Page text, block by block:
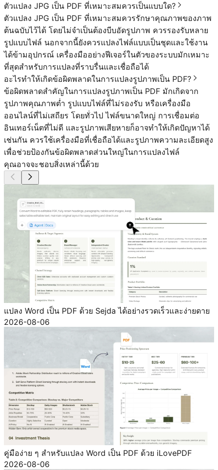
ตัวแปลง JPG เป็น PDF ที่เหมาะสมควรเป็นแบบใด?
ตัวแปลง JPG เป็น PDF ที่เหมาะสมควรรักษาคุณภาพของภาพ
ต้นฉบับไว้ได้ โดยไม่จำเป็นต้องบีบอัดรูปภาพ ควรรองรับหลาย
รูปแบบไฟล์ นอกจากนี้ยังควรแปลงไฟล์แบบเป็นชุดและใช้งาน
ได้ข้ามอุปกรณ์ เครื่องมืออย่างฟีเจอร์ในตัวของระบบมักเหมาะ
ที่สุดสำหรับการแปลงที่ราบรื่นและเชื่อถือได้
อะไรทำให้เกิดข้อผิดพลาดในการแปลงรูปภาพเป็น PDF?
ข้อผิดพลาดสำคัญในการแปลงรูปภาพเป็น PDF มักเกิดจาก
รูปภาพคุณภาพต่ำ รูปแบบไฟล์ที่ไม่รองรับ หรือเครื่องมือ
ออนไลน์ที่ไม่เสถียร โดยทั่วไป ไฟล์ขนาดใหญ่ การเชื่อมต่อ
อินเทอร์เน็ตที่ไม่ดี และรูปภาพเสียหายก็อาจทำให้เกิดปัญหาได้
เช่นกัน ควรใช้เครื่องมือที่เชื่อถือได้และรูปภาพความละเอียดสูง
เพื่อช่วยป้องกันข้อผิดพลาดส่วนใหญ่ในการแปลงไฟล์
คุณอาจจะชอบสิ่งเหล่านี้ด้วย
แปลง Word เป็น PDF ด้วย Sejda ได้อย่างรวดเร็วและง่ายดาย
2026-08-06
คู่มือง่าย ๆ สำหรับแปลง Word เป็น PDF ด้วย iLovePDF
2026-08-06